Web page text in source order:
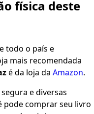
física deste
todo o país e
mais recomendada
é da loja da Amazon.
e diversas
pode comprar seu livro